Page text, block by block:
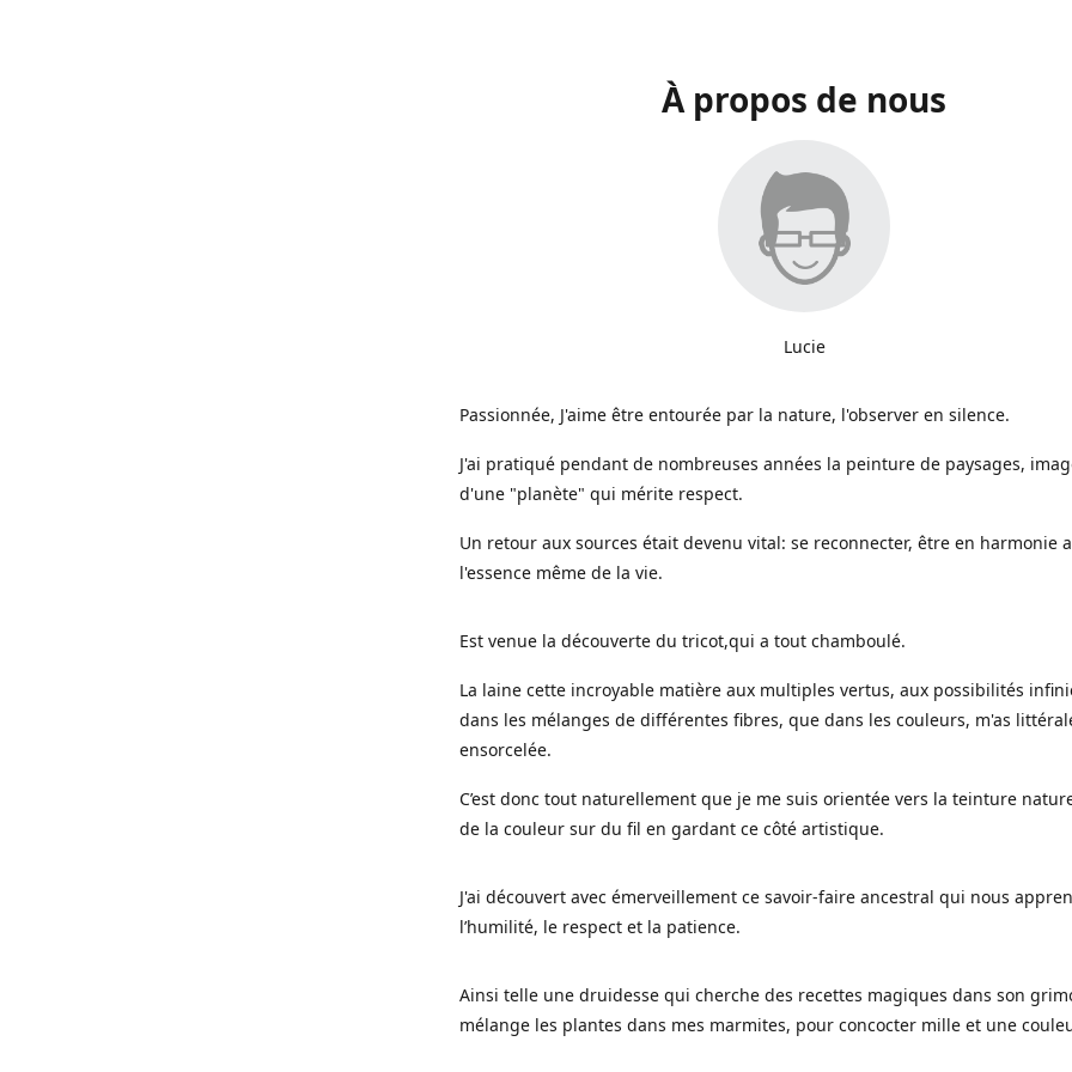
À propos de nous
Lucie
Passionnée, J'aime être entourée par la nature, l'observer en silence.
J'ai pratiqué pendant de nombreuses années la peinture de paysages,
d'une "planète" qui mérite respect.
Un retour aux sources était devenu vital: se reconnecter, être en harmonie
l'essence même de la vie.
Est venue la découverte du tricot,qui a tout chamboulé.
La laine cette incroyable matière aux multiples vertus, aux possibilités
dans les mélanges de différentes fibres, que dans les couleurs, m'as
ensorcelée.
C’est donc tout naturellement que je me suis orientée vers la teinture
de la couleur sur du fil en gardant ce côté artistique.
J'ai découvert avec émerveillement ce savoir-faire ancestral qui nous
l’humilité, le respect et la patience.
Ainsi telle une druidesse qui cherche des recettes magiques dans son
mélange les plantes dans mes marmites, pour concocter mille et une